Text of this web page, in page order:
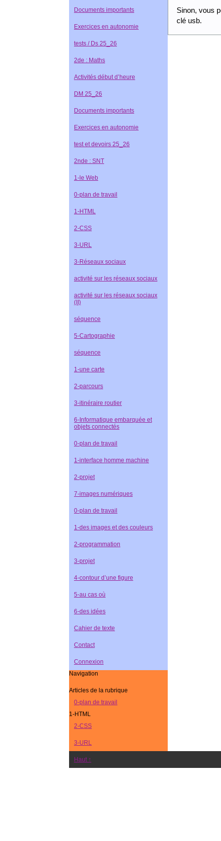
Sinon, vous
clé usb.
Documents importants
Exercices en autonomie
tests / Ds 25_26
2de : Maths
Activités début d’heure
DM 25_26
Documents importants
Exercices en autonomie
test et devoirs 25_26
2nde : SNT
1-le Web
0-plan de travail
1-HTML
2-CSS
3-URL
3-Réseaux sociaux
activité sur les réseaux sociaux
activité sur les réseaux sociaux
(II)
séquence
5-Cartographie
séquence
1-une carte
2-parcours
3-itinéraire routier
6-Informatique embarquée et
objets connectés
0-plan de travail
1-interface homme machine
2-projet
7-images numériques
0-plan de travail
1-des images et des couleurs
2-programmation
3-projet
4-contour d’une figure
5-au cas où
6-des idées
Cahier de texte
Contact
Connexion
Navigation
Articles de la rubrique
0-plan de travail
1-HTML
2-CSS
3-URL
Haut ↑